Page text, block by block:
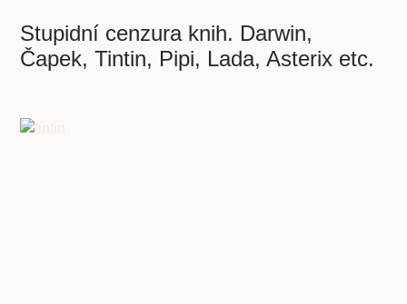
Stupidní cenzura knih. Darwin,
Čapek, Tintin, Pipi, Lada, Asterix etc.